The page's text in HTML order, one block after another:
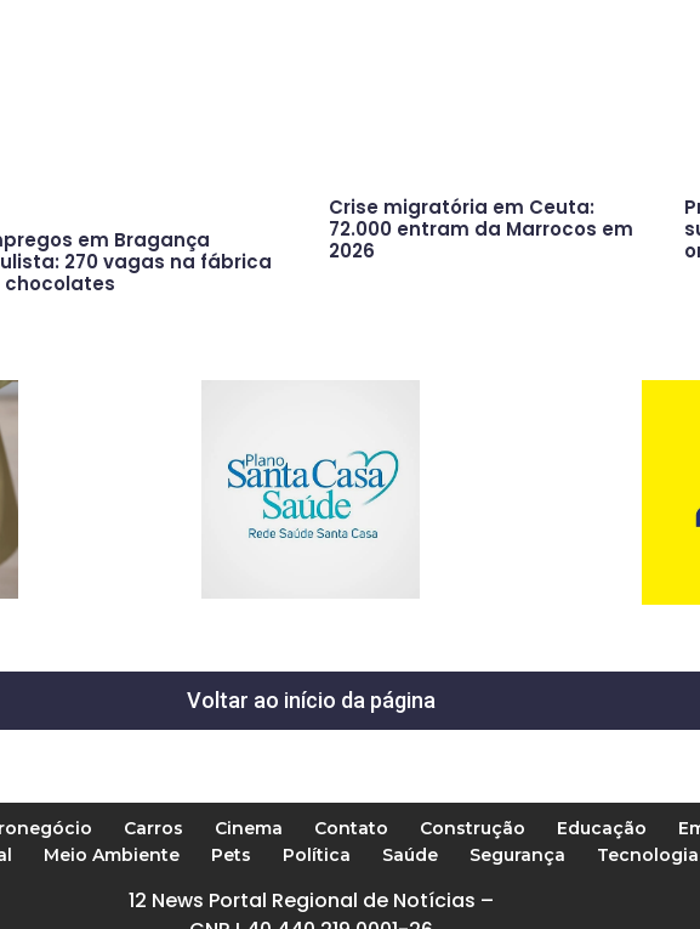
em Bragança
270 vagas na fábrica
chocolates
Crise migratória em Ceuta:
72.000 entram da Marrocos em
2026
Voltar ao início da página
Carros Cinema Contato Construção Educação
Meio Ambiente Pets Política Saúde Segurança Tecnologia
12 News Portal Regional de Notícias –